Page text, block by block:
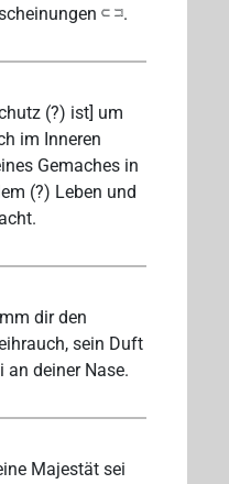
𓍹 𓍺.
(?) ist] um
im Inneren
Gemaches in
(?) Leben und
dir den
sein Duft
an deiner Nase.
Majestät sei